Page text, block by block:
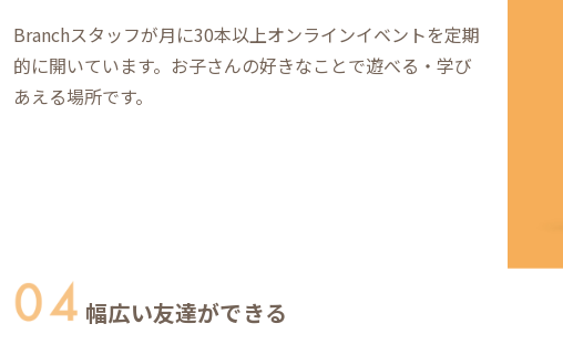
Branchスタッフが月に30本以上オンラインイベントを定期
的に開いています。お子さんの好きなことで遊べる・学び
あえる場所です。
幅広い友達ができる